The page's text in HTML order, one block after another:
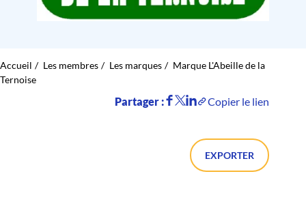
Accueil Les membres Les marques
Marque L'Abeille de la
Ternoise
Partager : Copier le lien
EXPORTER